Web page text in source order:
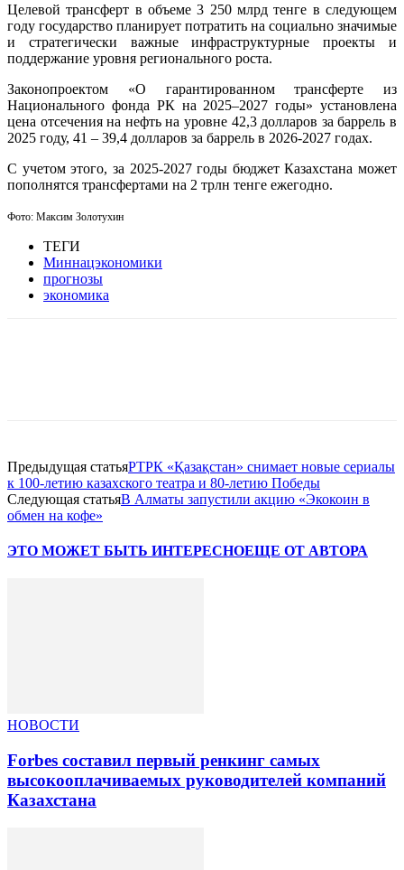
Целевой трансферт в объеме 3 250 млрд тенге в следующем
году государство планирует потратить на социально значимые
и стратегически важные инфраструктурные проекты и
поддержание уровня регионального роста.
Законопроектом «О гарантированном трансферте из
Национального фонда РК на 2025–2027 годы» установлена
цена отсечения на нефть на уровне 42,3 долларов за баррель в
2025 году, 41 – 39,4 долларов за баррель в 2026-2027 годах.
С учетом этого, за 2025-2027 годы бюджет Казахстана может
пополнятся трансфертами на 2 трлн тенге ежегодно.
Фото: Максим Золотухин
ТЕГИ
Миннацэкономики
прогнозы
экономика
Предыдущая статьяРТРК «Қазақстан» снимает новые сериалы
к 100-летию казахского театра и 80-летию Победы
Следующая статьяВ Алматы запустили акцию «Экокоин в
обмен на кофе»
ЭТО МОЖЕТ БЫТЬ ИНТЕРЕСНОЕЩЕ ОТ АВТОРА
НОВОСТИ
Forbes составил первый ренкинг самых
высокооплачиваемых руководителей компаний
Казахстана